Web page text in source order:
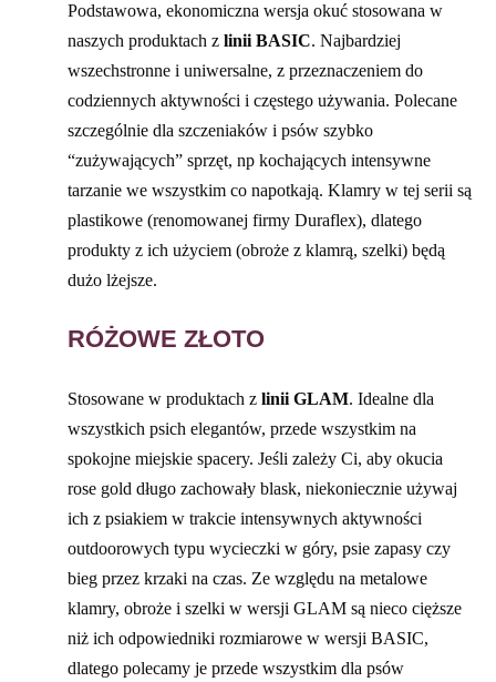
Podstawowa, ekonomiczna wersja okuć stosowana w
naszych produktach zlinii BASIC. Najbardziej
wszechstronne i uniwersalne, z przeznaczeniem do
codziennych aktywności i częstego używania. Polecane
szczególnie dla szczeniaków i psów szybko
“zużywających” sprzęt, np kochających intensywne
tarzanie we wszystkim co napotkają. Klamry w tej serii są
plastikowe (renomowanej firmy Duraflex), dlatego
produkty z ich użyciem (obroże z klamrą, szelki) będą
dużo lżejsze.
RÓŻOWE ZŁOTO
Stosowane w produktach zlinii GLAM. Idealne dla
wszystkich psich elegantów, przede wszystkim na
spokojne miejskie spacery. Jeśli zależy Ci, aby okucia
rose gold długo zachowały blask, niekoniecznie używaj
ich z psiakiem w trakcie intensywnych aktywności
outdoorowych typu wycieczki w góry, psie zapasy czy
bieg przez krzaki na czas. Ze względu na metalowe
klamry, obroże i szelki w wersji GLAM są nieco cięższe
niż ich odpowiedniki rozmiarowe w wersji BASIC,
dlatego polecamy je przede wszystkim dla psów